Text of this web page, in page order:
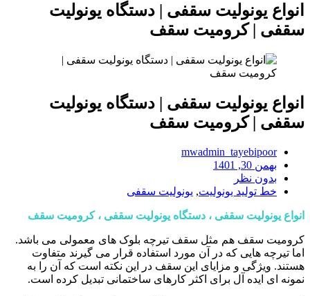
انواع یونولیت سقفی | دستگاه یونولیت
سقفی | کرومیت سقف
انواع یونولیت سقفی | دستگاه یونولیت
سقفی | کرومیت سقف
mwadmin_tayebipoor
بهمن 30, 1401
بدون نظر
خط تولید یونولیت, یونولیت سقفی
انواع یونولیت سقفی ، دستگاه یونولیت سقفی ، کرومیت سقف
کرومیت سقف هم مثل سقف تیرچه بلوک های معمولی می باشد.
اما تیرچه هایی که در آن مورد استفاده قرار می گیرند متفاوت
هستند. ویژگی و مزایای این سقف در این نکته است که آن را به
نمونه ای ایده آل برای اکثر کارهای ساختمانی تبدیل کرده است.